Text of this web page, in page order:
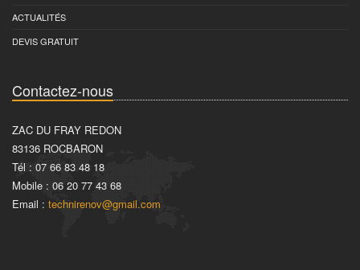
ACTUALITÉS
DEVIS GRATUIT
Contactez-nous
ZAC DU FRAY REDON
83136 ROCBARON
Tél : 07 66 83 48 18
Mobile : 06 20 77 43 68
Email : technirenov@gmail.com